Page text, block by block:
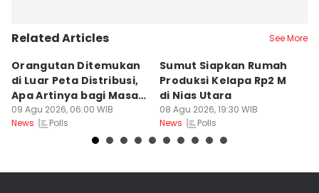
Related Articles See More
Orangutan Ditemukan
di Luar Peta Distribusi,
Apa Artinya bagi Masa
Depan Konservasi?
09 Agu 2026, 06:00 WIB
News
Polls
Sumut Siapkan Rumah
Produksi Kelapa Rp2 M
di Nias Utara
08 Agu 2026, 19:30 WIB
News
Polls